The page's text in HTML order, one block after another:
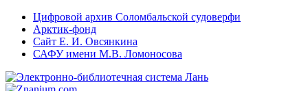
Цифровой архив Соломбальской судоверфи
Арктик-фонд
Сайт Е. И. Овсянкина
САФУ имени М.В. Ломоносова